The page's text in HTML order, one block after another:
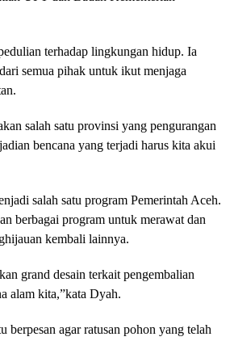
terhadap lingkungan hidup. Ia
semua pihak untuk ikut menjaga
salah satu provinsi yang pengurangan
bencana yang terjadi harus kita akui
salah satu program Pemerintah Aceh.
berbagai program untuk merawat dan
kembali lainnya.
grand desain terkait pengembalian
alam kita,”kata Dyah.
berpesan agar ratusan pohon yang telah